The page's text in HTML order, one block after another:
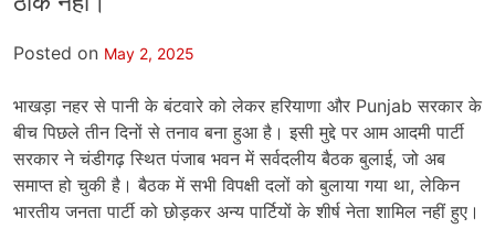
Posted on May 2, 2025
भाखड़ा नहर से पानी के बंटवारे को लेकर हरियाणा और Punjab सरकार के
बीच पिछले तीन दिनों से तनाव बना हुआ है। इसी मुद्दे पर आम आदमी पार्टी
सरकार ने चंडीगढ़ स्थित पंजाब भवन में सर्वदलीय बैठक बुलाई, जो अब
समाप्त हो चुकी है। बैठक में सभी विपक्षी दलों को बुलाया गया था, लेकिन
भारतीय जनता पार्टी को छोड़कर अन्य पार्टियों के शीर्ष नेता शामिल नहीं हुए।